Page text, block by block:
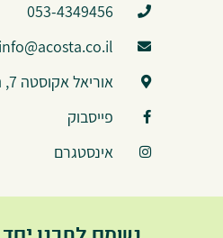
053-4349456
info@acosta.co.il
אוריאל אקוסטה 7, תל אביב
פייסבוק
אינסטגרם